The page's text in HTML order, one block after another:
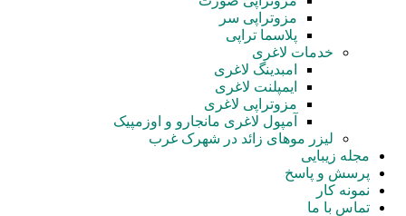
مزوتراپی سر
پلاسما تراپی
خدمات لاغری
امبدینگ لاغری
ایمپلنت لاغری
مزوتراپی لاغری
آمپول‌ لاغری مانجارو و اوزمپیک
لیزر موهای زائد در شهرک غرب
مجله زیبایی
پرسش و پاسخ
نمونه کار
تماس با ما